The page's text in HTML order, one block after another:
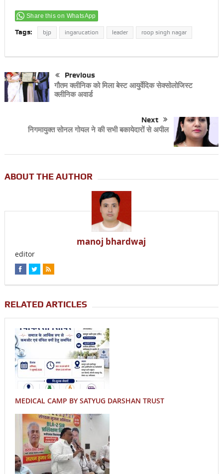
Share this on WhatsApp
Tags: bjp ingarucation leader roop singh nagar
Previous
गौतम क्लीनिक को मिला बेस्ट आयुर्वेदिक सेक्सोलोजिस्ट
क्लीनिक अवार्ड
Next
निगमायुक्त सोनल गोयल ने की सभी बकायेदारों से अपील
ABOUT THE AUTHOR
manoj bhardwaj
editor
RELATED ARTICLES
MEDICAL CAMP BY SATYUG DARSHAN TRUST